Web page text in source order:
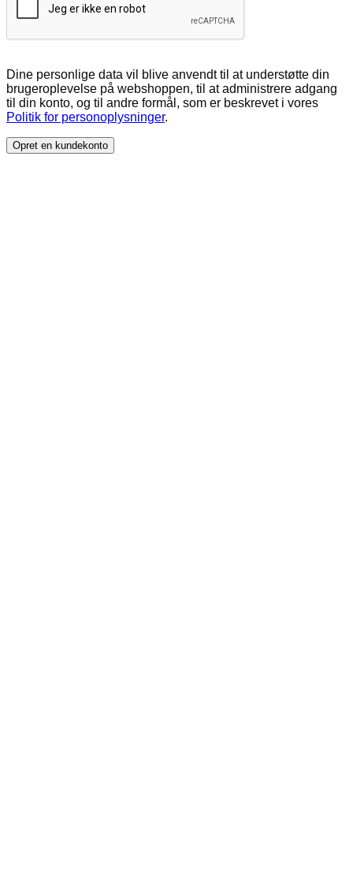
Dine personlige data vil blive anvendt til at understøtte din
brugeroplevelse på webshoppen, til at administrere adgang
til din konto, og til andre formål, som er beskrevet i vores
Politik for personoplysninger.
Opret en kundekonto